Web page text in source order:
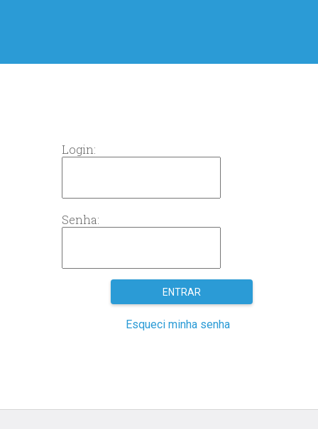
Login:
Senha:
Esqueci minha senha